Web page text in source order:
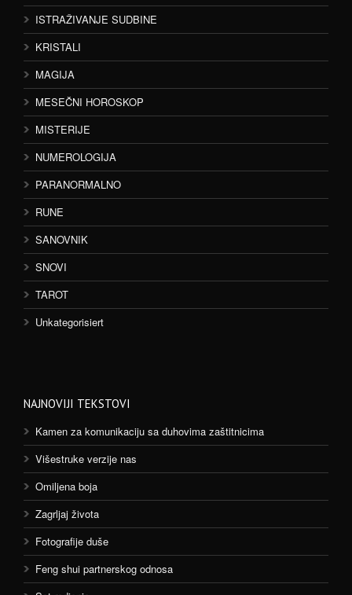
ISTRAŽIVANJE SUDBINE
KRISTALI
MAGIJA
MESEČNI HOROSKOP
MISTERIJE
NUMEROLOGIJA
PARANORMALNO
RUNE
SANOVNIK
SNOVI
TAROT
Unkategorisiert
NAJNOVIJI TEKSTOVI
Kamen za komunikaciju sa duhovima zaštitnicima
Višestruke verzije nas
Omiljena boja
Zagrljaj života
Fotografije duše
Feng shui partnerskog odnosa